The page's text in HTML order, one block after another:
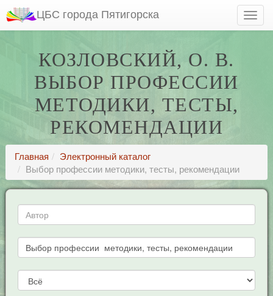
ЦБС города Пятигорска
КОЗЛОВСКИЙ, О. В.
ВЫБОР ПРОФЕССИИ
МЕТОДИКИ, ТЕСТЫ,
РЕКОМЕНДАЦИИ
Главная
Электронный каталог
Выбор профессии методики, тесты, рекомендации